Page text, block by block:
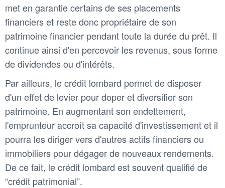
met en garantie certains de ses placements
financiers et reste donc propriétaire de son
patrimoine financier pendant toute la durée du prêt. Il
continue ainsi d'en percevoir les revenus, sous forme
de dividendes ou d'intérêts.
Par ailleurs, le crédit lombard permet de disposer
d'un effet de levier pour doper et diversifier son
patrimoine. En augmentant son endettement,
l'emprunteur accroît sa capacité d'investissement et il
pourra les diriger vers d'autres actifs financiers ou
immobiliers pour dégager de nouveaux rendements.
De ce fait, le crédit lombard est souvent qualifié de
“crédit patrimonial”.